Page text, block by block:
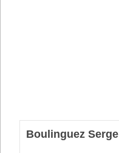
Boulinguez Serge